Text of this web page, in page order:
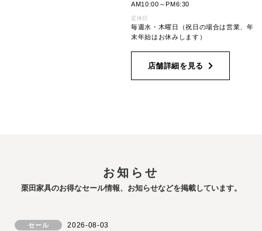
AM10:00～PM6:30
定休日
毎週水・木曜日（祝日の場合は営業、年
末年始はお休みします）
店舗詳細を見る
お知らせ
栗田家具のお得なセール情報、お知らせなどを掲載しています。
セール 2026-08-03